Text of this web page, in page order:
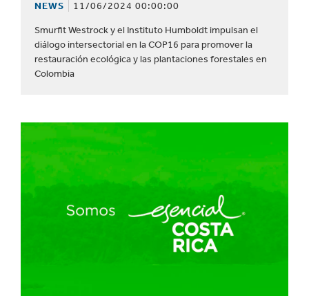
NEWS 11/06/2024 00:00:00
Smurfit Westrock y el Instituto Humboldt impulsan el
diálogo intersectorial en la COP16 para promover la
restauración ecológica y las plantaciones forestales en
Colombia